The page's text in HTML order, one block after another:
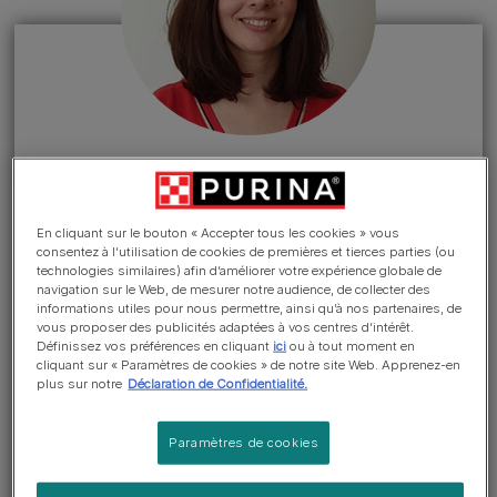
INGRÉDIENTS
Afficher cette rubrique >
Pourquoi les aliments pour
animaux contiennent-ils du
sucre ?
le maltose etc., sont des groupes de glucides qui
constituent des macronutriments indispensables, de
même que les protéines et les lipides. Malgré leur
En cliquant sur le bouton « Accepter tous les cookies » vous
consentez à l’utilisation de cookies de premières et tierces parties (ou
technologies similaires) afin d’améliorer votre expérience globale de
navigation sur le Web, de mesurer notre audience, de collecter des
informations utiles pour nous permettre, ainsi qu’à nos partenaires, de
vous proposer des publicités adaptées à vos centres d’intérêt.
Définissez vos préférences en cliquant ici ou à tout moment en
cliquant sur « Paramètres de cookies » de notre site Web. Apprenez-en
plus sur notre Déclaration de Confidentialité.
Paramètres de cookies